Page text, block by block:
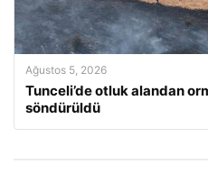
Ağustos 5, 2026
Tunceli’de otluk alandan
söndürüldü